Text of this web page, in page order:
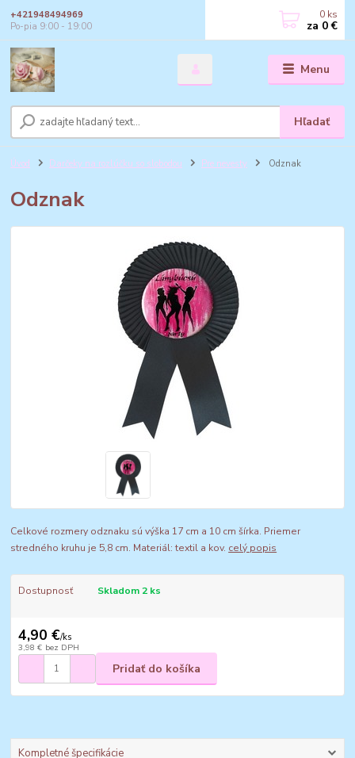
Menu
Hľadať
+421948494969
Po-pia 9:00 - 19:00
0 ks
za 0 €
Úvod Darčeky na rozlúčku so slobodou Pre nevesty Odznak
Odznak
Celkové rozmery odznaku sú výška 17 cm a 10 cm šírka. Priemer
stredného kruhu je 5,8 cm. Materiál: textil a kov. celý popis
Dostupnosť Skladom 2 ks
4,90 €/ks
3,98 € bez DPH
Pridať do košíka
Kompletné špecifikácie